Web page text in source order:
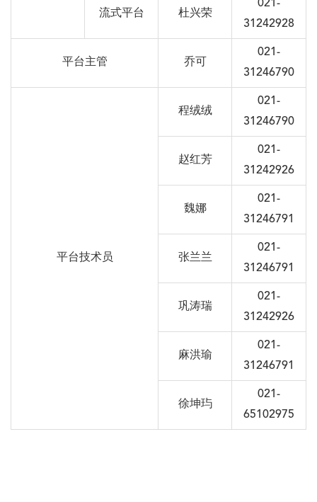
流式平台 杜兴荣
021-
31242928
平台主管 乔可
021-
31246790
平台技术员
程绒绒
021-
31246790
赵红芳
021-
31242926
魏娜
021-
31246791
张兰兰
021-
31246791
巩涛瑞
021-
31242926
麻洪瑜
021-
31246791
徐坤玙
021-
65102975